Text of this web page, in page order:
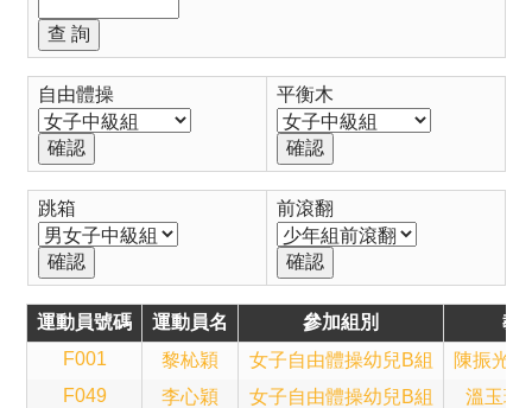
自由體操 平衡木
跳箱 前滾翻
運動員號碼 運動員名 參加組別
教
F001
黎杺穎 女子自由體操幼兒B組
陳振光
F049
李心穎 女子自由體操幼兒B組
溫玉珍